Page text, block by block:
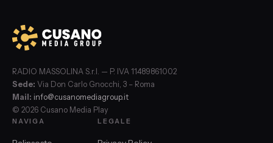
RADIO MASSOLINA S.r.l. — P. IVA 11489861002
Sede: Via Don Carlo Gnocchi, 3 – Roma
Mail: info@cusanomediagroup.it
© 2026 Cusano Media Play
NAVIGA LEGALE